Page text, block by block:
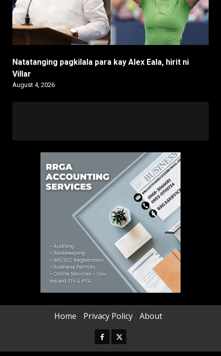
Natatanging pagkilala para kay Alex Eala, hirit ni
Villar
August 4, 2026
Home Privacy Policy About
Facebook
Twitter